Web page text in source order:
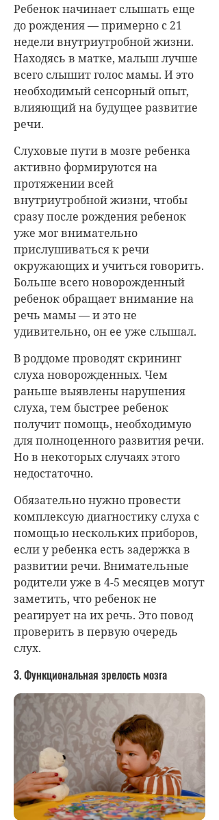
Ребенок начинает слышать еще
до рождения — примерно с 21
недели внутриутробной жизни.
Находясь в матке, малыш лучше
всего слышит голос мамы. И это
необходимый сенсорный опыт,
влияющий на будущее развитие
речи.
Слуховые пути в мозге ребенка
активно формируются на
протяжении всей
внутриутробной жизни, чтобы
сразу после рождения ребенок
уже мог внимательно
прислушиваться к речи
окружающих и учиться говорить.
Больше всего новорожденный
ребенок обращает внимание на
речь мамы — и это не
удивительно, он ее уже слышал.
В роддоме проводят скрининг
слуха новорожденных. Чем
раньше выявлены нарушения
слуха, тем быстрее ребенок
получит помощь, необходимую
для полноценного развития речи.
Но в некоторых случаях этого
недостаточно.
Обязательно нужно провести
комплексую диагностику слуха с
помощью нескольких приборов,
если у ребенка есть задержка в
развитии речи. Внимательные
родители уже в 4-5 месяцев могут
заметить, что ребенок не
реагирует на их речь. Это повод
проверить в первую очередь
слух.
3. Функциональная зрелость мозга